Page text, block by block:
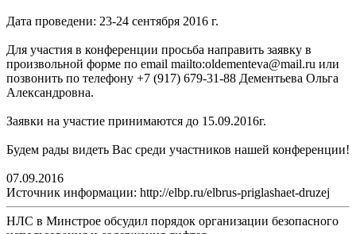
Дата проведени: 23-24 сентября 2016 г.
Для участия в конференции просьба направить заявку в
произвольной форме по email mailto:oldementeva@mail.ru или
позвонить по телефону +7 (917) 679-31-88 Дементьева Ольга
Александровна.
Заявки на участие принимаются до 15.09.2016г.
Будем рады видеть Вас среди участников нашей конференции!
07.09.2016
Источник информации: http://elbp.ru/elbrus-priglashaet-druzej
НЛС в Минстрое обсудил порядок организации безопасного